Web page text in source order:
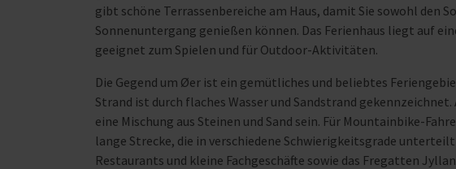
gibt schöne Terrassenbereiche am Haus, damit Sie sowohl den
Sonnenuntergang genießen können. Das Ferienhaus liegt auf
geeignet zum Spielen und für Outdoor-Aktivitäten.
Die Gegend um Øer ist ein gemütliches und beliebtes
Strand ist durch flaches Wasser und Sandstrand
eine Mischung aus Steinen und Sand sein. Für Mountainbike-
lange Strecke, die in verschiedene Schwierigkeitsgrade
Restaurants und kleine Fachgeschäfte sowie das Fregatten